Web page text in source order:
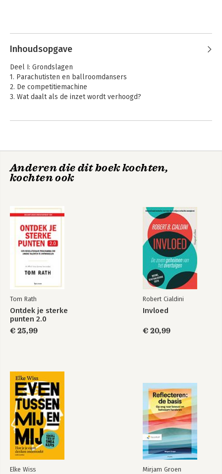
Inhoudsopgave
Deel I: Grondslagen
1. Parachutisten en ballroomdansers
2. De competitiemachine
3. Wat daalt als de inzet wordt verhoogd?
Deel III: Individuen
9. Anabole steroïden aan het schaakbord
Deel IV: Collectief
10. De hiërarchie van teams
11. Michelangelo had een agent
12. Hoe de Black Sox Wall Street schoonveegden
Woord van dank
Bronnen en verwijzingen
Anderen die dit boek kochten,
kochten ook
Tom Rath
Ontdek je sterke
punten 2.0
€ 25,99
Robert Cialdini
Invloed
€ 20,99
Elke Wiss Mirjam Groen